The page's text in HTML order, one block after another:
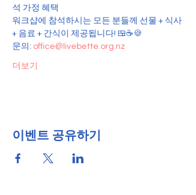
석 가정 혜택
워크샵에 참석하시는 모든 분들께 선물 + 식사
+ 음료 + 간식이 제공됩니다! 🍱☕🍪
문의: office@livebette.org.nz
더보기
이벤트 공유하기